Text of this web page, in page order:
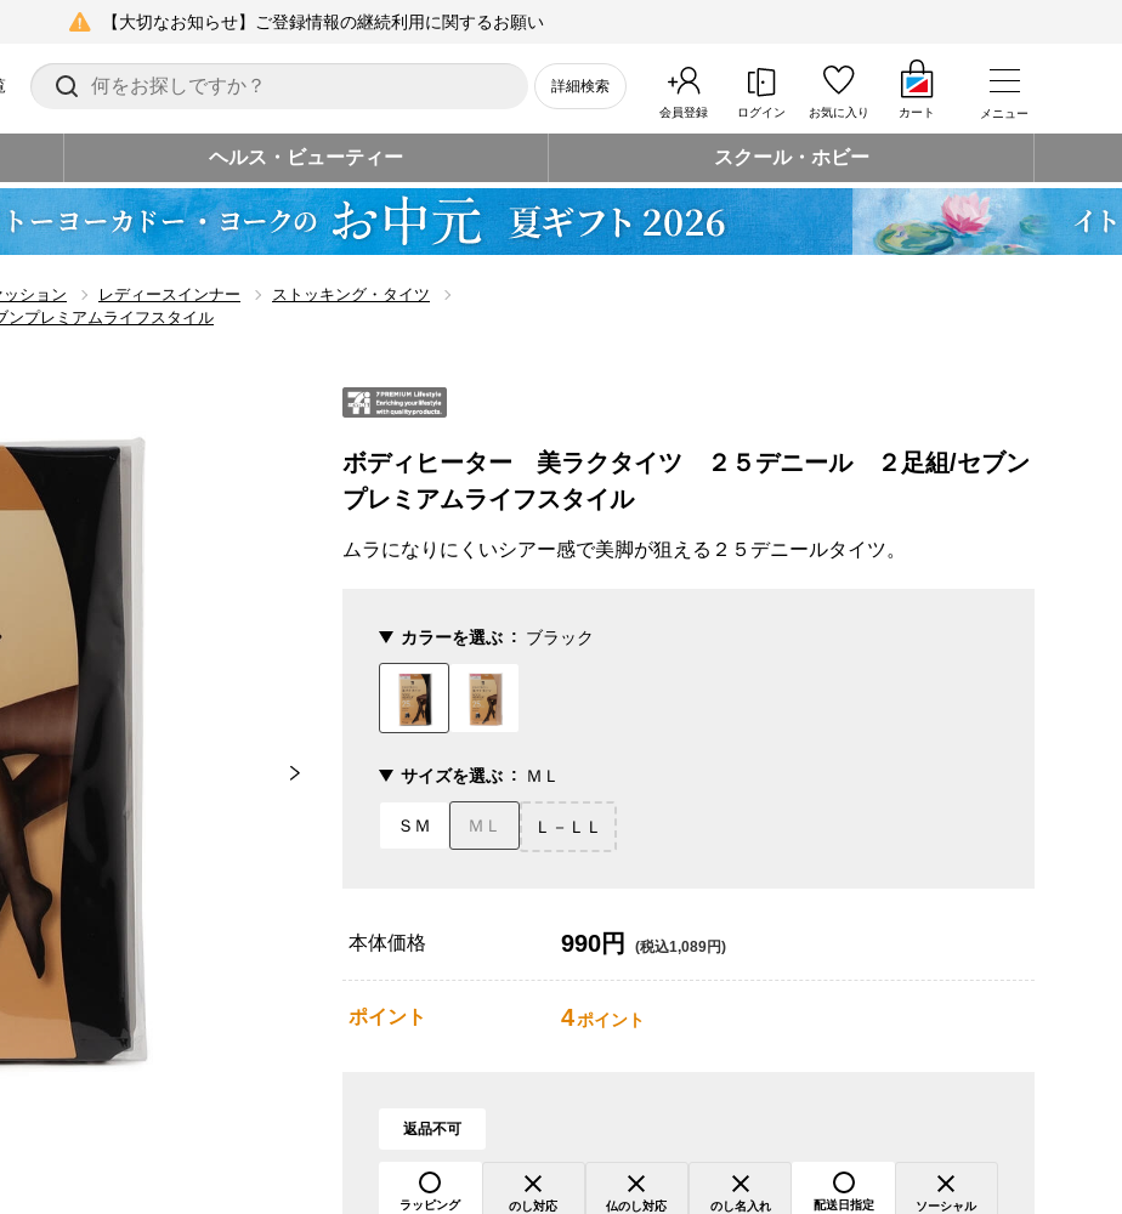
【大切なお知らせ】ご登録情報の継続利用に関するお願い
詳細検索
会員登録 ログイン お気に入り カート メニュー
ヘルス・ビューティー スクール・ホビー
ション レディースインナー
ストッキング・タイツ
プレミアムライフスタイル
ボディヒーター 美ラクタイツ ２５デニール ２足組/セブン
プレミアムライフスタイル
ムラになりにくいシアー感で美脚が狙える２５デニールタイツ。
カラーを選ぶ ブラック
サイズを選ぶ ＭＬ
ＳＭ ＭＬ Ｌ－ＬＬ
本体価格 990円 (税込1,089円)
ポイント 4ポイント
返品不可
ラッピング のし対応 仏のし対応 のし名入れ 配送日指定
ソーシャル